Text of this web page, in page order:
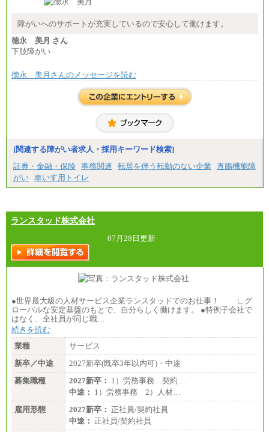
障がいへのサポートが充実しているので安心して働けます。
徳永 美月 さん
下肢障がい
徳永 美月さんのメッセージを読む
[関連する障がい者求人・採用キーワード検索]
証券・金融・保険 事務関連 転居を伴う転勤のない企業
直腸機能障
がい 車いす用トイレ
ランスタッド株式会社
07月28日更新
●世界最大級の人材サービス企業ランスタッドでのお仕事！ ∟グ
ローバルな安定基盤のもとで、自分らしく働けます。 ●特例子会社で
はなく、全社員が同じ職…
続きを読む
業種
サービス
新卒／中途
2027新卒(既卒3年以内可)・中途
募集職種
2027新卒： 1）労務事務…契約…
中途： 1）労務事務 2）人材…
雇用形態
2027新卒： 正社員/契約社員
中途： 正社員/契約社員